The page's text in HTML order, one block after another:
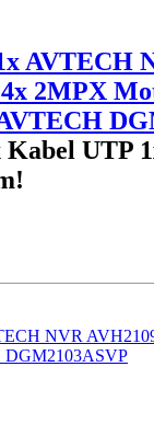
AVTECH
2MPX
Kabel UTP